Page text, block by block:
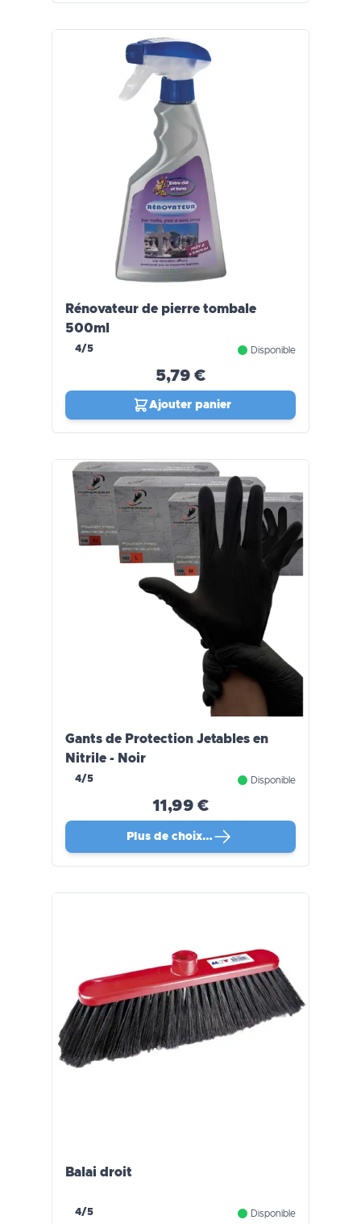
Rénovateur de pierre tombale
500ml
4/5 Disponible
5,79 €
Ajouter panier
Gants de Protection Jetables en
Nitrile - Noir
4/5 Disponible
11,99 €
Plus de choix…
Balai droit
4/5 Disponible